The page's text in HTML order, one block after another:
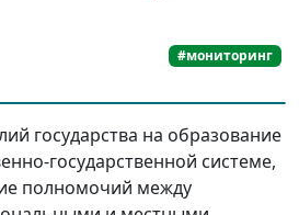
#мониторинг
государства на образование
государственной системе,
полномочий между